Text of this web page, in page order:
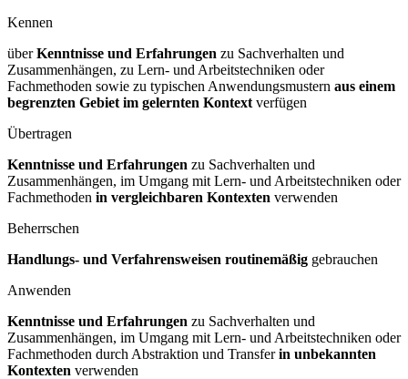
Kennen
überKenntnisse und Erfahrungen zu Sachverhalten und
Zusammenhängen, zu Lern- und Arbeitstechniken oder
Fachmethoden sowie zu typischen Anwendungsmustern aus einem
begrenzten Gebiet im gelernten Kontext verfügen
Übertragen
Kenntnisse und Erfahrungen zu Sachverhalten und
Zusammenhängen, im Umgang mit Lern- und Arbeitstechniken oder
Fachmethoden in vergleichbaren Kontexten verwenden
Beherrschen
Handlungs- und Verfahrensweisen routinemäßig gebrauchen
Anwenden
Kenntnisse und Erfahrungen zu Sachverhalten und
Zusammenhängen, im Umgang mit Lern- und Arbeitstechniken oder
Fachmethoden durch Abstraktion und Transferin unbekannten
Kontexten verwenden